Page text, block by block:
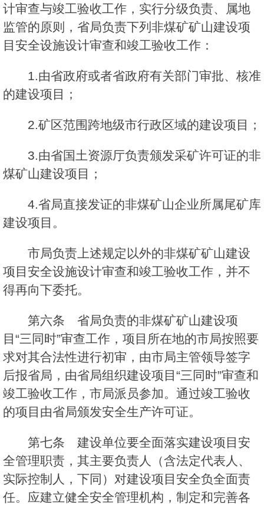
计审查与竣工验收工作，实行分级负责、属地
监管的原则，省局负责下列非煤矿矿山建设项
目安全设施设计审查和竣工验收工作：
1.由省政府或者省政府有关部门审批、核准
的建设项目；
2.矿区范围跨地级市行政区域的建设项目；
3.由省国土资源厅负责颁发采矿许可证的非
煤矿山建设项目；
4.省局直接发证的非煤矿山企业所属尾矿库
建设项目。
市局负责上述规定以外的非煤矿矿山建设
项目安全设施设计审查和竣工验收工作，并不
得再向下委托。
第六条 省局负责的非煤矿矿山建设项
目“三同时”审查工作，项目所在地的市局按照要
求对其合法性进行初审，由市局主管领导签字
后报省局，由省局组织建设项目“三同时”审查和
竣工验收工作，市局派员参加。通过竣工验收
的项目由省局颁发安全生产许可证。
第七条 建设单位要全面落实建设项目安
全管理职责，其主要负责人（含法定代表人、
实际控制人，下同）对建设项目安全负全面责
任。应建立健全安全管理机构，制定和完善各